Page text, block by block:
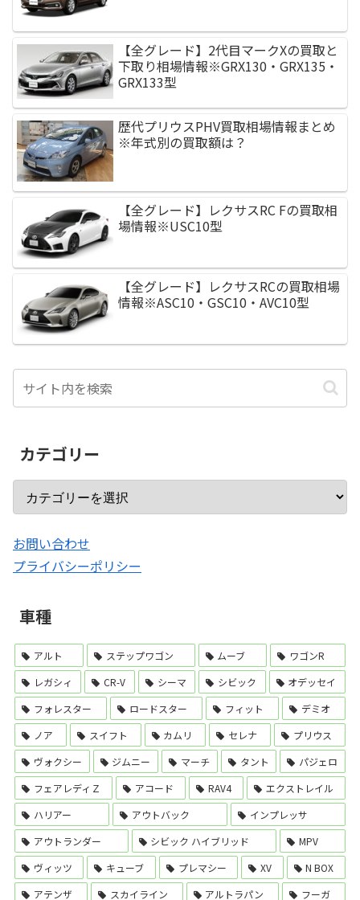
【全グレード】2代目マークXの買取と
下取り相場情報※GRX130・GRX135・
GRX133型
歴代プリウスPHV買取相場情報まとめ
※年式別の買取額は？
【全グレード】レクサスRC Fの買取相
場情報※USC10型
【全グレード】レクサスRCの買取相場
情報※ASC10・GSC10・AVC10型
カテゴリー
お問い合わせ
プライバシーポリシー
車種
アルト ステップワゴン ムーブ
ワゴンR
レガシィ
CR-V シーマ シビック
オデッセイ
フォレスター
ロードスター フィット
デミオ
ノア
スイフト カムリ セレナ
プリウス
ヴォクシー
ジムニー マーチ タント
パジェロ
フェアレディＺ
アコード RAV4
エクストレイル
ハリアー
アウトバック
インプレッサ
アウトランダー
シビック ハイブリッド
MPV
ヴィッツ
キューブ プレマシー XV
N BOX
アテンザ
スカイライン アルトラパン フーガ